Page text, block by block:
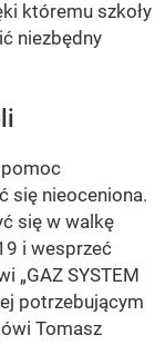
któremu szkoły
niezbędny
się nieoceniona.
się w walkę
i wesprzeć
„GAZ SYSTEM
potrzebującym
Tomasz